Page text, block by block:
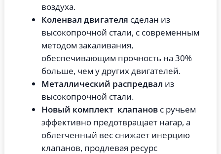
воздуха.
Коленвал двигателя сделан из
высокопрочной стали, с современным
методом закаливания,
обеспечивающим прочность на 30%
больше, чем у других двигателей.
Металлический распредвал из
высокопрочной стали.
Новый комплект клапанов с ручьем
эффективно предотвращает нагар, а
облегченный вес снижает инерцию
клапанов, продлевая ресурс